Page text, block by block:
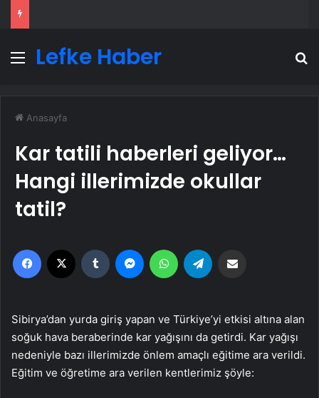
Menü
Lefke Haber
Anasayfa
Kar tatili haberleri geliyor…
Hangi illerimizde okullar
tatil?
Facebook Tumblr MessengerWhatsApp
Sibirya’dan yurda giriş yapan ve Türkiye’yi etkisi altına alan
soğuk hava beraberinde kar yağışını da getirdi. Kar yağışı
nedeniyle bazı illerimizde önlem amaçlı eğitime ara verildi.
Eğitim ve öğretime ara verilen kentlerimiz şöyle: